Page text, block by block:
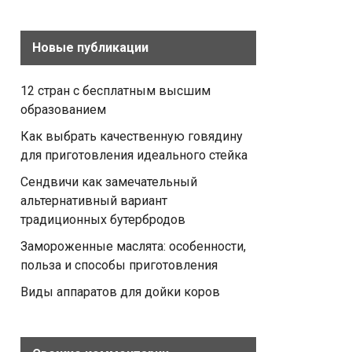
Новые публикации
12 стран с бесплатным высшим
образованием
Как выбрать качественную говядину
для приготовления идеального стейка
Сендвичи как замечательный
альтернативный вариант
традиционных бутербродов
Замороженные маслята: особенности,
польза и способы приготовления
Виды аппаратов для дойки коров